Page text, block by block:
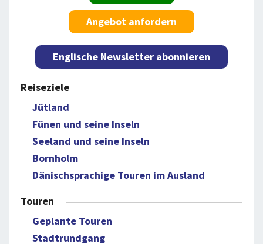
Angebot anfordern
Englische Newsletter abonnieren
Reiseziele
Jütland
Fünen und seine Inseln
Seeland und seine Inseln
Bornholm
Dänischsprachige Touren im Ausland
Touren
Geplante Touren
Stadtrundgang